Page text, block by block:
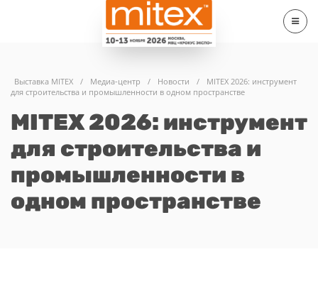
Выставка MITEX / Медиа-центр / Новости /
MITEX 2026: инструмент
для строительства и промышленности в одном пространстве
MITEX 2026: инструмент
для строительства и
промышленности в
одном пространстве